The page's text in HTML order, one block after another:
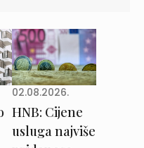
02.08.2026.
HNB: Cijene
usluga najviše